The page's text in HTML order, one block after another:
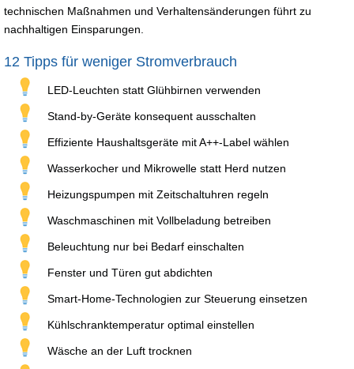
technischen Maßnahmen und Verhaltensänderungen führt zu
nachhaltigen Einsparungen.
12 Tipps für weniger Stromverbrauch
LED-Leuchten statt Glühbirnen verwenden
Stand-by-Geräte konsequent ausschalten
Effiziente Haushaltsgeräte mit A++-Label wählen
Wasserkocher und Mikrowelle statt Herd nutzen
Heizungspumpen mit Zeitschaltuhren regeln
Waschmaschinen mit Vollbeladung betreiben
Beleuchtung nur bei Bedarf einschalten
Fenster und Türen gut abdichten
Smart-Home-Technologien zur Steuerung einsetzen
Kühlschranktemperatur optimal einstellen
Wäsche an der Luft trocknen